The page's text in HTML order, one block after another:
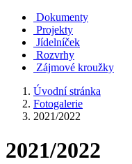
Dokumenty
Projekty
Jídelníček
Rozvrhy
Zájmové kroužky
Úvodní stránka
Fotogalerie
2021/2022
2021/2022